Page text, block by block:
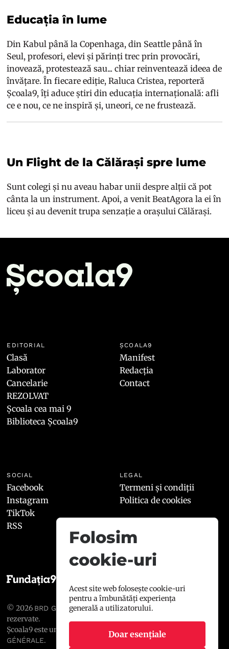
Educația în lume
Din Kabul până la Copenhaga, din Seattle până în
Seul, profesori, elevi și părinți trec prin provocări,
inovează, protestează sau... chiar reinventează ideea de
învățare. În fiecare ediție, Raluca Cristea, reporteră
Școala9, îți aduce știri din educația internațională: afli
ce e nou, ce ne inspiră și, uneori, ce ne frustează.
Un Flight de la Călărași spre lume
Sunt colegi și nu aveau habar unii despre alții că pot
cânta la un instrument. Apoi, a venit BeatAgora la ei în
liceu și au devenit trupa senzație a orașului Călărași.
EDITORIAL
Clasă
Laborator
Cancelarie
REZOLVAT
Școala cea mai 9
Biblioteca Școala9
ȘCOALA9
Manifest
Redacția
Contact
SOCIAL
Facebook
Instagram
TikTok
RSS
LEGAL
Termeni și condiții
Politica de cookies
© 2026 BRD GROUPE SOCIÉTÉ GÉNÉRALE
rezervate.
Școala9 este un proiect susținut de
BRD GROUPE SOCIÉTÉ
GÉNÉRALE.
Folosim
cookie-uri
Acest site web folosește cookie-uri
pentru a îmbunătăți experiența
generală a utilizatorului.
Doar esențiale